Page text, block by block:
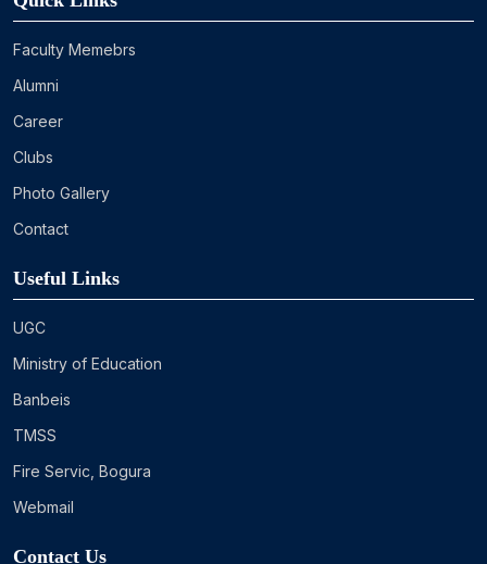
Faculty Memebrs
Alumni
Career
Clubs
Photo Gallery
Contact
Useful Links
UGC
Ministry of Education
Banbeis
TMSS
Fire Servic, Bogura
Webmail
Contact Us